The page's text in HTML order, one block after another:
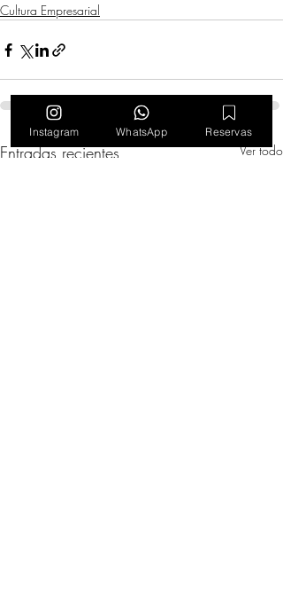
Cultura Empresarial
Entradas recientes Ver todo
Instagram WhatsApp Reservas